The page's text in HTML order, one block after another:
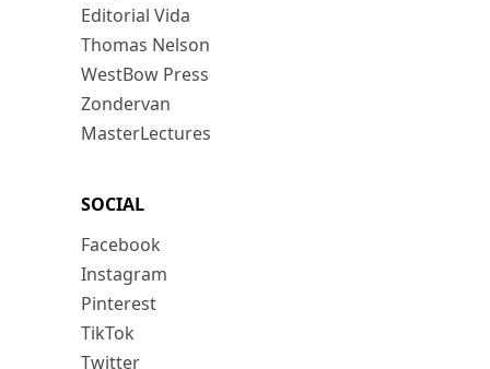
Editorial Vida
Thomas Nelson
WestBow Press
Zondervan
MasterLectures
SOCIAL
Facebook
Instagram
Pinterest
TikTok
Twitter